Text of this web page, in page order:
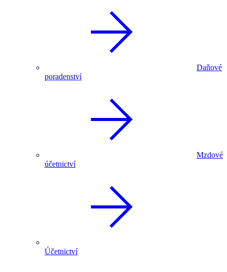
Daňové
poradenství
Mzdové
účetnictví
Účetnictví